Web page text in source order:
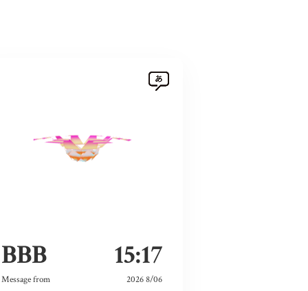
BBB 15:17
Message from 2026 8/06